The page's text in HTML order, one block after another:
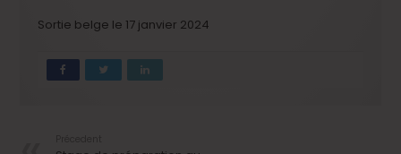
Sortie belge le 17 janvier 2024